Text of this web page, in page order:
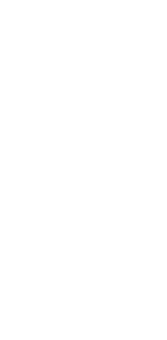
- Bộ Văn hóa Thông tin